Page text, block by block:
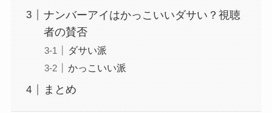
ナンバーアイはかっこいいダサい？視聴
者の賛否
ダサい派
かっこいい派
まとめ